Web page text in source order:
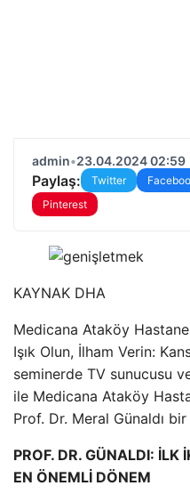
admin•23.04.2024 02:59
Paylaş: Twitter
Pinterest
KAYNAK DHA
Medicana Ataköy
Işık Olun, İlham Verin:
seminerde TV sunucusu
ile Medicana Ataköy
Prof. Dr. Meral Günaldı
PROF. DR. GÜNALDI: İLK
EN ÖNEMLİ DÖNEM